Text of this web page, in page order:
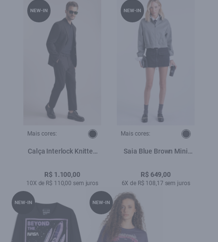
Mais cores:
Calça Interlock Knitted
R$ 1.100,00
10X de R$ 110,00 sem juros
NEW-IN
Mais cores:
Saia Blue Brown Mini
R$ 649,00
6X de R$ 108,17 sem juros
NEW-IN
NEW-IN NEW-IN